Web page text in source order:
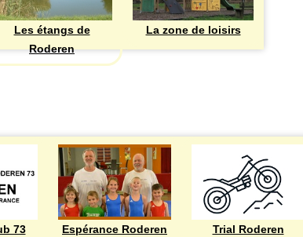
Les étangs de
Roderen
La zone de loisirs
73 Espérance Roderen Trial Roderen